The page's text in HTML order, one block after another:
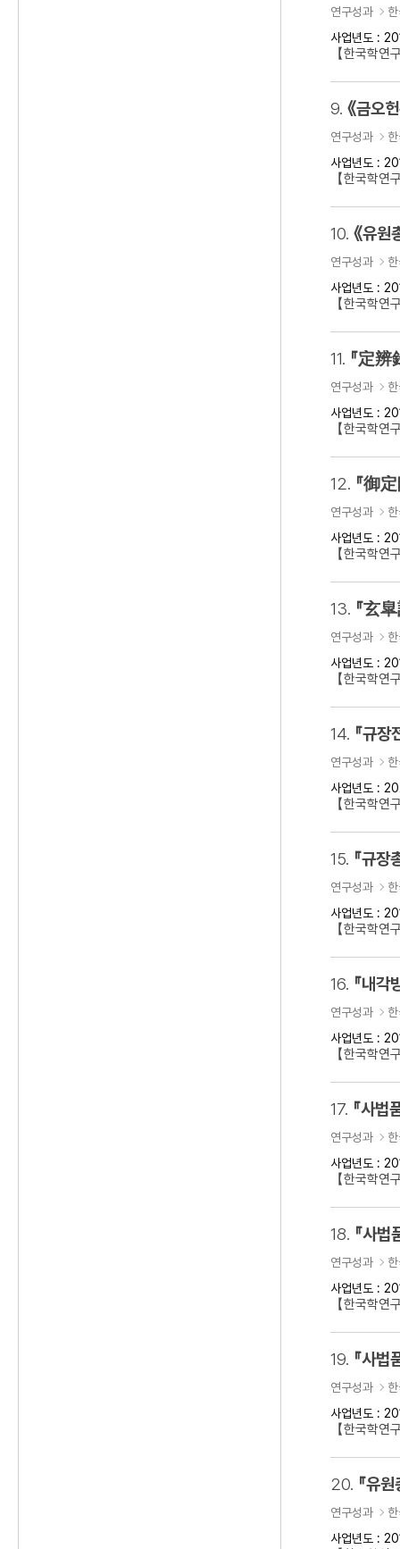
연구성과
사업년도 :
【한국
9. 《금오
연구성과
사업년도 :
【한국학
10. 《유
연구성과
사업년도 :
【한국학
11. 『定辨
연구성과
사업년도 :
【한국학
12. 『御
연구성과
사업년도 :
【한국학
13. 『玄
연구성과
사업년도 :
【한국학
14. 『규
연구성과
사업년도 :
【한국학
15. 『규장
연구성과
사업년도 :
【한국학
16. 『내각
연구성과
사업년도 :
【한국학
17. 『사
연구성과
사업년도 :
【한국학
18. 『사
연구성과
사업년도 :
【한국학
19. 『사법
연구성과
사업년도 :
【한국학
20. 『유
연구성과
사업년도 :